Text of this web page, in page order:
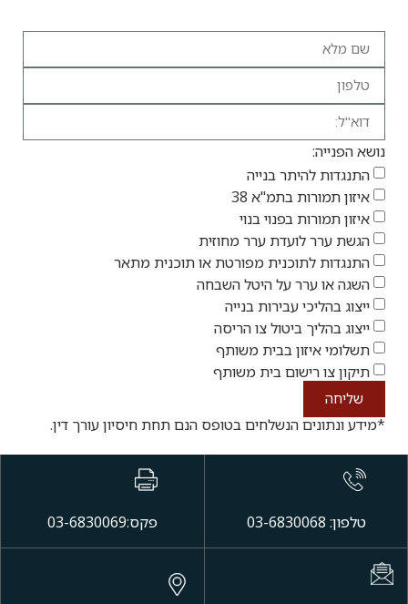
נושא הפנייה:
התנגדות להיתר בנייה
איזון תמורות בתמ"א 38
איזון תמורות בפנוי בנוי
הגשת ערר לועדת ערר מחוזית
התנגדות לתוכנית מפורטת או תוכנית מתאר
השגה או ערר על היטל השבחה
ייצוג בהליכי עבירות בנייה
ייצוג בהליך ביטול צו הריסה
תשלומי איזון בבית משותף
תיקון צו רישום בית משותף
שליחה
*מידע ונתונים הנשלחים בטופס הנם תחת חיסיון עורך דין.
טלפון: 03-6830068 פקס:03-6830069